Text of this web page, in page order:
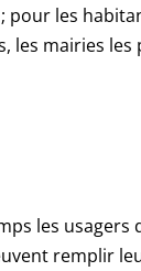
pour les
les mairies les
les usagers
remplir